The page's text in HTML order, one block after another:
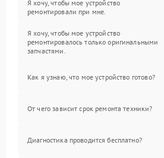
Я хочу, чтобы мое устройство
ремонтировали при мне.
Я хочу, чтобы мое устройство
ремонтировалось только оригинальными
запчастями.
Как я узнаю, что мое устройство готово?
От чего зависит срок ремонта техники?
Диагностика проводится бесплатно?